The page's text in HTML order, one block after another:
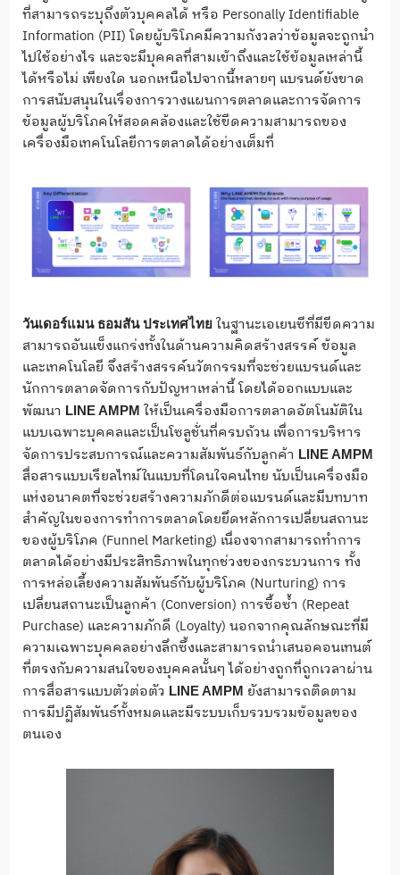
ที่สามารถระบุถึงตัวบุคคลได้ หรือ Personally Identifiable
Information (PII) โดยผู้บริโภคมีความกังวลว่าข้อมูลจะถูกนำ
ไปใช้อย่างไร และจะมีบุคคลที่สามเข้าถึงและใช้ข้อมูลเหล่านี้
ได้หรือไม่ เพียงใด นอกเหนือไปจากนี้หลายๆ แบรนด์ยังขาด
การสนับสนุนในเรื่องการวางแผนการตลาดและการจัดการ
ข้อมูลผู้บริโภคให้สอดคล้องและใช้ขีดความสามารถของ
เครื่องมือเทคโนโลยีการตลาดได้อย่างเต็มที่
วันเดอร์แมน ธอมสัน ประเทศไทย ในฐานะเอเยนซีที่มีขีดความ
สามารถอันแข็งแกร่งทั้งในด้านความคิดสร้างสรรค์ ข้อมูล
และเทคโนโลยี จึงสร้างสรรค์นวัตกรรมที่จะช่วยแบรนด์และ
นักการตลาดจัดการกับปัญหาเหล่านี้ โดยได้ออกแบบและ
พัฒนา LINE AMPM ให้เป็นเครื่องมือการตลาดอัตโนมัติใน
แบบเฉพาะบุคคลและเป็นโซลูชั่นที่ครบถ้วน เพื่อการบริหาร
จัดการประสบการณ์และความสัมพันธ์กับลูกค้า LINE AMPM
สื่อสารแบบเรียลไทม์ในแบบที่โดนใจคนไทย นับเป็นเครื่องมือ
แห่งอนาคตที่จะช่วยสร้างความภักดีต่อแบรนด์และมีบทบาท
สำคัญในของการทำการตลาดโดยยึดหลักการเปลี่ยนสถานะ
ของผู้บริโภค (Funnel Marketing) เนื่องจากสามารถทำการ
ตลาดได้อย่างมีประสิทธิภาพในทุกช่วงของกระบวนการ ทั้ง
การหล่อเลี้ยงความสัมพันธ์กับผู้บริโภค (Nurturing) การ
เปลี่ยนสถานะเป็นลูกค้า (Conversion) การซื้อซ้ำ (Repeat
Purchase) และความภักดี (Loyalty) นอกจากคุณลักษณะที่มี
ความเฉพาะบุคคลอย่างลึกซึ้งและสามารถนำเสนอคอนเทนต์
ที่ตรงกับความสนใจของบุคคลนั้นๆ ได้อย่างถูกที่ถูกเวลาผ่าน
การสื่อสารแบบตัวต่อตัว LINE AMPM ยังสามารถติดตาม
การมีปฏิสัมพันธ์ทั้งหมดและมีระบบเก็บรวบรวมข้อมูลของ
ตนเอง